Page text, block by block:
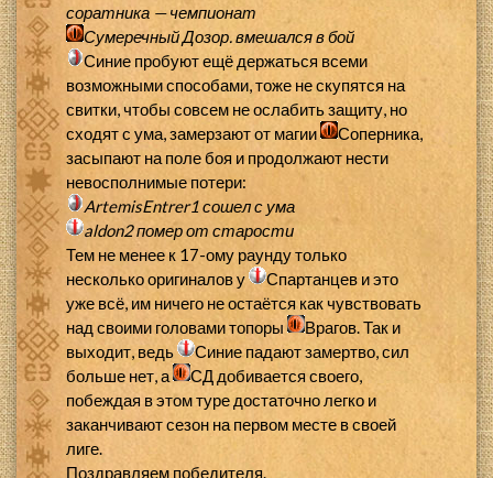
соратника — чемпионат
Сумеречный Дозор.вмешался в бой
Синие пробуют ещё держаться всеми
возможными способами, тоже не скупятся на
свитки, чтобы совсем не ослабить защиту, но
сходят с ума, замерзают от магии
Соперника,
засыпают на поле боя и продолжают нести
невосполнимые потери:
ArtemisEntrer1сошел с ума
aldon2помер от старости
Тем не менее к 17-ому раунду только
несколько оригиналов у
Спартанцев и это
уже всё, им ничего не остаётся как чувствовать
над своими головами топоры
Врагов. Так и
выходит, ведь
Синие падают замертво, сил
больше нет, а
СД добивается своего,
побеждая в этом туре достаточно легко и
заканчивают сезон на первом месте в своей
лиге.
Поздравляем победителя.